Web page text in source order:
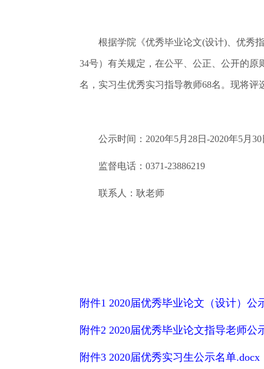
根据学院《优秀毕业论文(设计)、优秀指
34号）有关规定，在公平、公正、公开的原
名，实习生优秀实习指导教师68名。现将评
公示时间：2020年5月28日-2020年5月30
监督电话：0371-23886219
联系人：耿老师
附件1 2020届优秀毕业论文（设计）公
附件2 2020届优秀毕业论文指导老师公
附件3 2020届优秀实习生公示名单.docx